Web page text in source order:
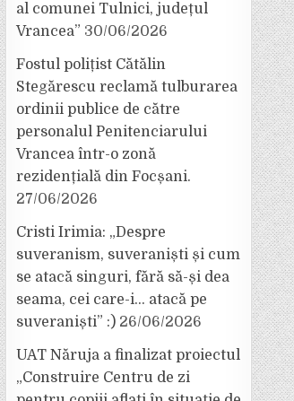
al comunei Tulnici, județul
Vrancea” 30/06/2026
Fostul polițist Cătălin
Stegărescu reclamă tulburarea
ordinii publice de către
personalul Penitenciarului
Vrancea într-o zonă
rezidențială din Focșani.
27/06/2026
Cristi Irimia: „Despre
suveranism, suveraniști și cum
se atacă singuri, fără să-și dea
seama, cei care-i… atacă pe
suveraniști” :) 26/06/2026
UAT Năruja a finalizat proiectul
„Construire Centru de zi